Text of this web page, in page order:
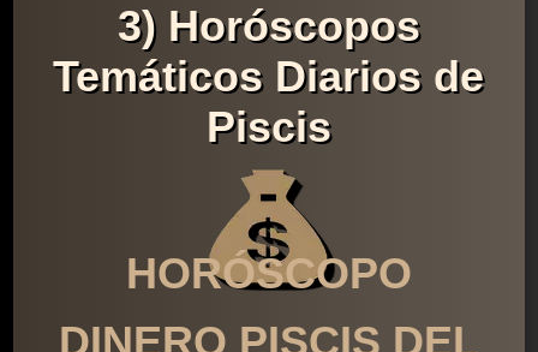
3) Horóscopos
Temáticos Diarios de
Piscis
HORÓSCOPO